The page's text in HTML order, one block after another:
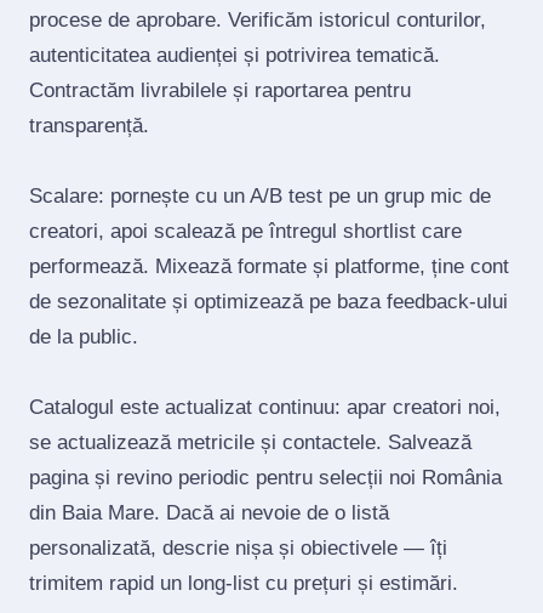
procese de aprobare. Verificăm istoricul conturilor,
autenticitatea audienței și potrivirea tematică.
Contractăm livrabilele și raportarea pentru
transparență.
Scalare: pornește cu un A/B test pe un grup mic de
creatori, apoi scalează pe întregul shortlist care
performează. Mixează formate și platforme, ține cont
de sezonalitate și optimizează pe baza feedback‑ului
de la public.
Catalogul este actualizat continuu: apar creatori noi,
se actualizează metricile și contactele. Salvează
pagina și revino periodic pentru selecții noi România
din Baia Mare. Dacă ai nevoie de o listă
personalizată, descrie nișa și obiectivele — îți
trimitem rapid un long‑list cu prețuri și estimări.